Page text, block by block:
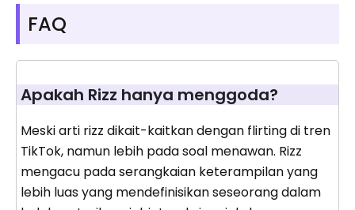
FAQ
Apakah Rizz hanya menggoda?
Meski arti rizz dikait-kaitkan dengan flirting di tren
TikTok, namun lebih pada soal menawan. Rizz
mengacu pada serangkaian keterampilan yang
lebih luas yang mendefinisikan seseorang dalam